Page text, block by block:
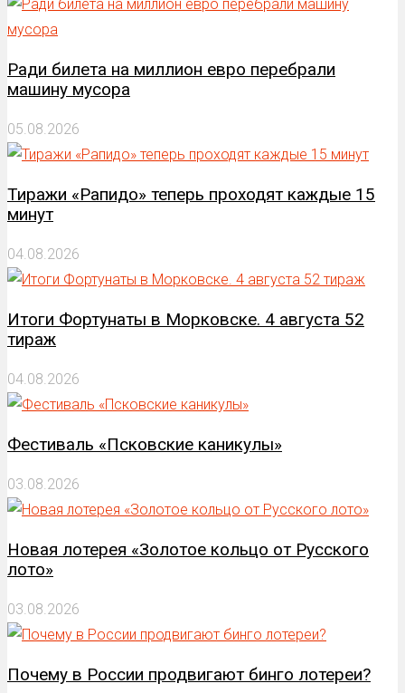
Ради билета на миллион евро перебрали
машину мусора
05.08.2026
Тиражи «Рапидо» теперь проходят каждые 15
минут
04.08.2026
Итоги Фортунаты в Морковске. 4 августа 52
тираж
04.08.2026
Фестиваль «Псковские каникулы»
03.08.2026
Новая лотерея «Золотое кольцо от Русского
лото»
03.08.2026
Почему в России продвигают бинго лотереи?